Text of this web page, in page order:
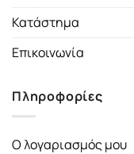
Κατάστημα
Επικοινωνία
Πληροφορίες
Ο λογαριασμός μου